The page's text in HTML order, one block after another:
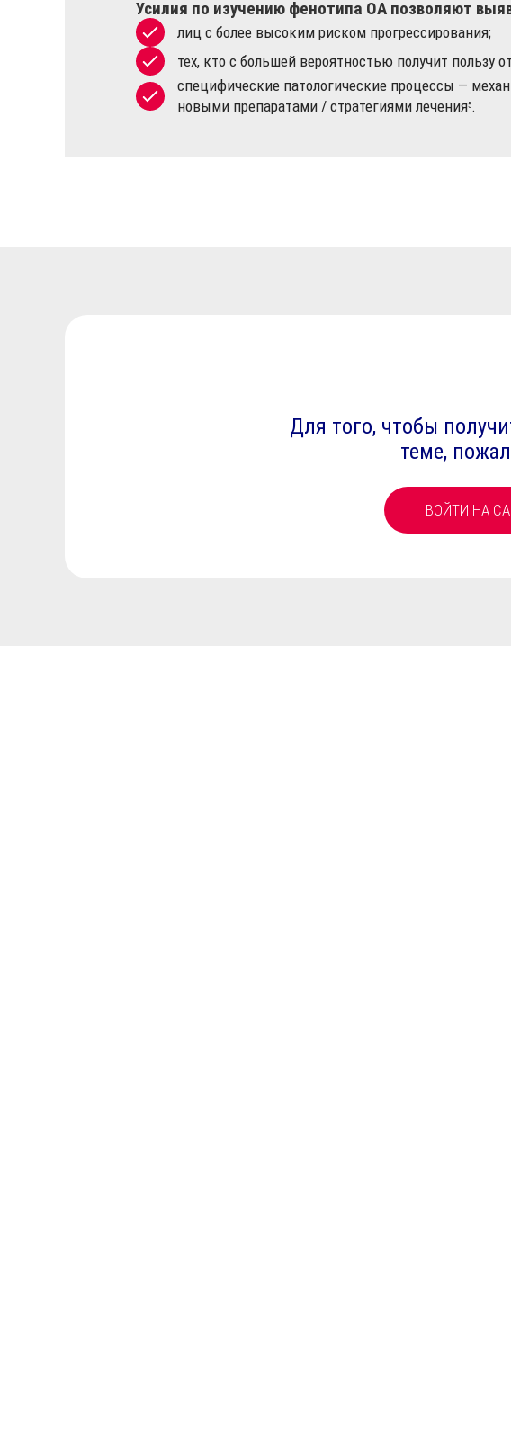
Усилия по изучению фенотипа ОА позволяют
лиц с более высоким риском прогрессирования;
тех, кто с большей вероятностью получит пользу
специфические патологические процессы —
новыми препаратами / стратегиями лечения5.
Для того, чтобы
теме,
ВОЙТИ НА